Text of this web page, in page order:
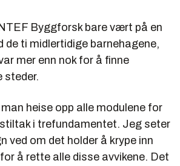
Byggforsk bare vært på en
de ti midlertidige barnehagene,
mer enn nok for å finne
steder.
heise opp alle modulene for
i trefundamentet. Jeg seter
ved om det holder å krype inn
å rette alle disse avvikene. Det